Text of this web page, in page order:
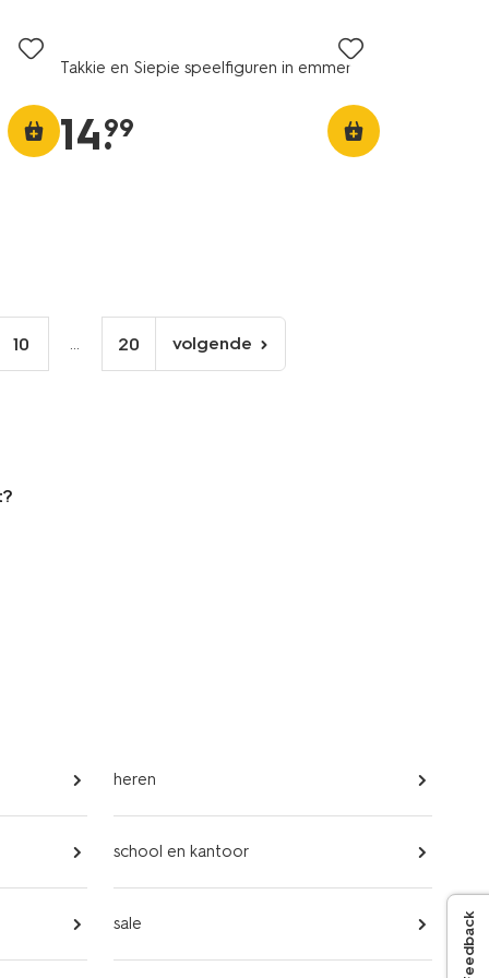
Takkie en Siepie speelfiguren in emmer
14.
99
10 ... 20
volgende
pagina
volgende
Feedback
heren
school en kantoor
sale